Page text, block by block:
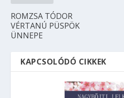
ROMZSA TÓDOR
VÉRTANÚ PÜSPÖK
ÜNNEPE
KAPCSOLÓDÓ CIKKEK